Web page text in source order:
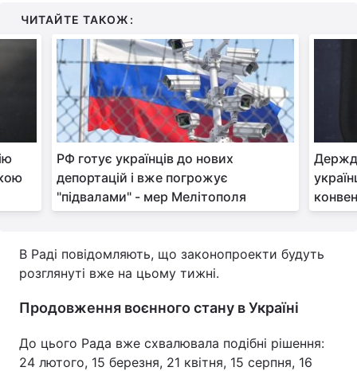
ЧИТАЙТЕ ТАКОЖ:
РФ готує українців до нових
депортацій і вже погрожує
"підвалами" - мер Мелітополя
В Раді повідомляють, що законопроекти будуть
розглянуті вже на цьому тижні.
Продовження воєнного стану в Україні
До цього Рада вже схвалювала подібні рішення:
24 лютого, 15 березня, 21 квітня, 15 серпня, 16